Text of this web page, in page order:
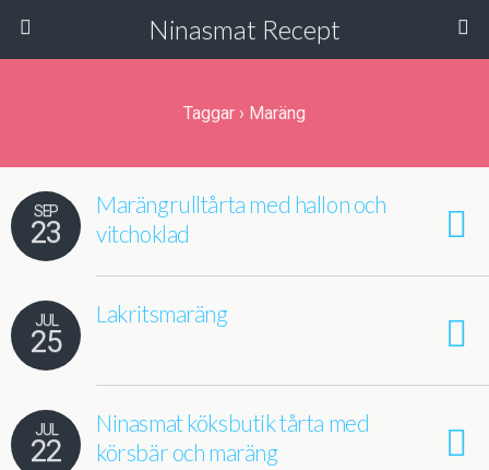
Ninasmat Recept
Taggar › Maräng
SEP
23
Marängrulltårta med hallon och
vitchoklad
JUL
25
Lakritsmaräng
JUL
22
Ninasmat köksbutik tårta med
körsbär och maräng